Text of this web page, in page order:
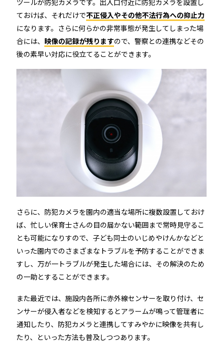
ツールが防犯カメラです。出入口付近に防犯カメラを設置し
ておけば、それだけで不正侵入やその他不法行為への抑止力
になります。さらに何らかの非常事態が発生してしまった場
合には、 映像の記録が残りますので、警察との連携などその
後の素早い対応に役立てることができます。
さらに、防犯カメラを園内の適当な場所に複数設置しておけ
ば、忙しい保育士さんの目の届かない範囲まで常時見守るこ
とも可能になりすので、子ども同士のいじめやけんかなどと
いった園内でのさまざまなトラブルを予防することができま
すし、万が一トラブルが発生した場合には、その解決のため
の一助とすることができます。
また最近では、施設内各所に赤外線センサーを取り付け、セ
ンサーが侵入者などを検知するとアラームが鳴って管理者に
通知したり、防犯カメラと連携してすみやかに映像を共有し
たり、といった方法も普及しつつあります。